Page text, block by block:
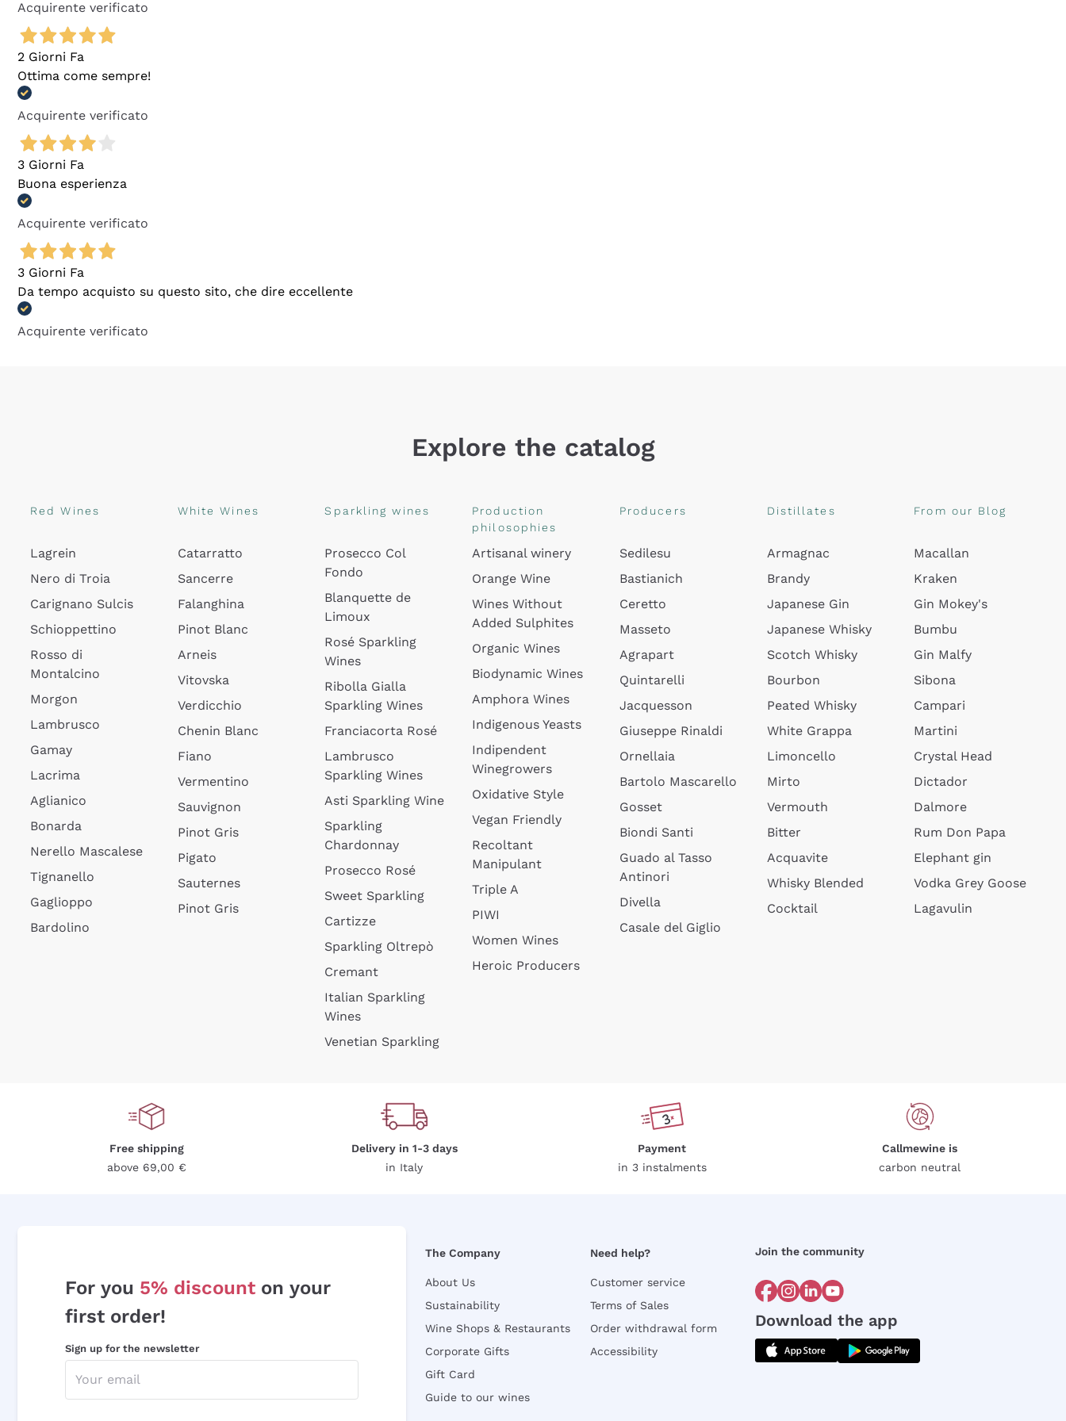
Acquirente verificato
2 Giorni Fa
Ottima come sempre!
Acquirente verificato
3 Giorni Fa
Buona esperienza
Acquirente verificato
3 Giorni Fa
Da tempo acquisto su questo sito, che dire eccellente
Acquirente verificato
Explore the catalog
Red Wines
Lagrein
Nero di Troia
Carignano Sulcis
Schioppettino
Rosso di
Montalcino
Morgon
Lambrusco
Gamay
Lacrima
Aglianico
Bonarda
Nerello Mascalese
Tignanello
Gaglioppo
Bardolino
White Wines
Catarratto
Sancerre
Falanghina
Pinot Blanc
Arneis
Vitovska
Verdicchio
Chenin Blanc
Fiano
Vermentino
Sauvignon
Pinot Gris
Pigato
Sauternes
Pinot Gris
Sparkling wines
Prosecco Col
Fondo
Blanquette de
Limoux
Rosé Sparkling
Wines
Ribolla Gialla
Sparkling Wines
Franciacorta Rosé
Lambrusco
Sparkling Wines
Asti Sparkling Wine
Sparkling
Chardonnay
Prosecco Rosé
Sweet Sparkling
Cartizze
Sparkling Oltrepò
Cremant
Italian Sparkling
Wines
Venetian Sparkling
Production
philosophies
Artisanal winery
Orange Wine
Wines Without
Added Sulphites
Organic Wines
Biodynamic Wines
Amphora Wines
Indigenous Yeasts
Indipendent
Winegrowers
Oxidative Style
Vegan Friendly
Recoltant
Manipulant
Triple A
PIWI
Women Wines
Heroic Producers
Producers
Sedilesu
Bastianich
Ceretto
Masseto
Agrapart
Quintarelli
Jacquesson
Giuseppe Rinaldi
Ornellaia
Bartolo Mascarello
Gosset
Biondi Santi
Guado al Tasso
Antinori
Divella
Casale del Giglio
Distillates
Armagnac
Brandy
Japanese Gin
Japanese Whisky
Scotch Whisky
Bourbon
Peated Whisky
White Grappa
Limoncello
Mirto
Vermouth
Bitter
Acquavite
Whisky Blended
Cocktail
From our Blog
Macallan
Kraken
Gin Mokey's
Bumbu
Gin Malfy
Sibona
Campari
Martini
Crystal Head
Dictador
Dalmore
Rum Don Papa
Elephant gin
Vodka Grey Goose
Lagavulin
Free shipping
above 69,00 €
Delivery in 1-3 days
in Italy
Payment
in 3 instalments
Callmewine is
carbon neutral
For you 5% discount on your
first order!
Sign up for the newsletter
The Company
About Us
Sustainability
Wine Shops & Restaurants
Corporate Gifts
Gift Card
Guide to our wines
Need help?
Customer service
Terms of Sales
Order withdrawal form
Accessibility
Join the community
Download the app